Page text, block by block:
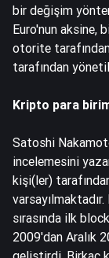
bir değişim
Euro'nun aksine,
otorite
tarafından
Kripto para
Satoshi
incelemesini
kişi(ler)
sırasında ilk
2009'dan Aralık